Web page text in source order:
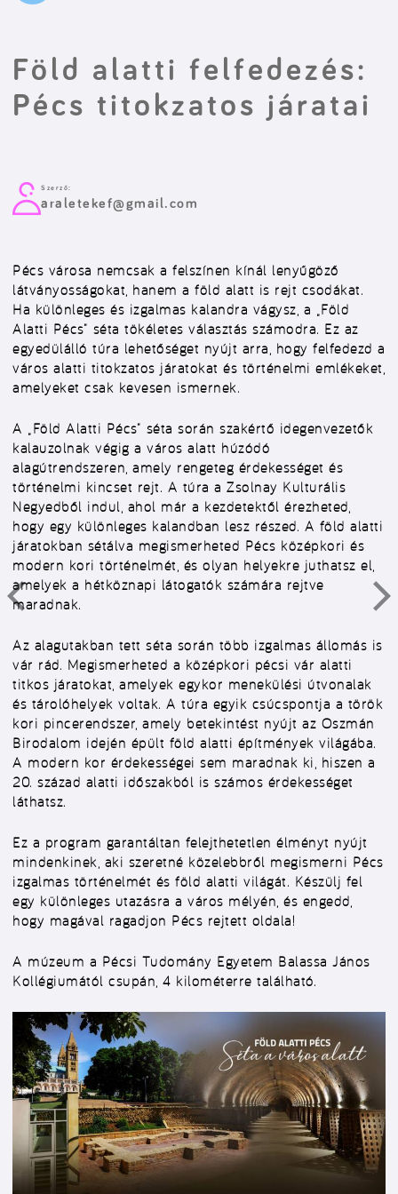
Föld alatti felfedezés:
Pécs titokzatos járatai
Szerző:
araletekef@gmail.com
Pécs városa nemcsak a felszínen kínál lenyűgöző
látványosságokat, hanem a föld alatt is rejt csodákat.
Ha különleges és izgalmas kalandra vágysz, a „Föld
Alatti Pécs” séta tökéletes választás számodra. Ez az
egyedülálló túra lehetőséget nyújt arra, hogy felfedezd a
város alatti titokzatos járatokat és történelmi emlékeket,
amelyeket csak kevesen ismernek.
A „Föld Alatti Pécs” séta során szakértő idegenvezetők
kalauzolnak végig a város alatt húzódó
alagútrendszeren, amely rengeteg érdekességet és
történelmi kincset rejt. A túra a Zsolnay Kulturális
Negyedből indul, ahol már a kezdetektől érezheted,
hogy egy különleges kalandban lesz részed. A föld alatti
járatokban sétálva megismerheted Pécs középkori és
modern kori történelmét, és olyan helyekre juthatsz el,
amelyek a hétköznapi látogatók számára rejtve
maradnak.
Az alagutakban tett séta során több izgalmas állomás is
vár rád. Megismerheted a középkori pécsi vár alatti
titkos járatokat, amelyek egykor menekülési útvonalak
és tárolóhelyek voltak. A túra egyik csúcspontja a török
kori pincerendszer, amely betekintést nyújt az Oszmán
Birodalom idején épült föld alatti építmények világába.
A modern kor érdekességei sem maradnak ki, hiszen a
20. század alatti időszakból is számos érdekességet
láthatsz.
Ez a program garantáltan felejthetetlen élményt nyújt
mindenkinek, aki szeretné közelebbről megismerni Pécs
izgalmas történelmét és föld alatti világát. Készülj fel
egy különleges utazásra a város mélyén, és engedd,
hogy magával ragadjon Pécs rejtett oldala!
A múzeum a Pécsi Tudomány Egyetem Balassa János
Kollégiumától csupán, 4 kilométerre található.